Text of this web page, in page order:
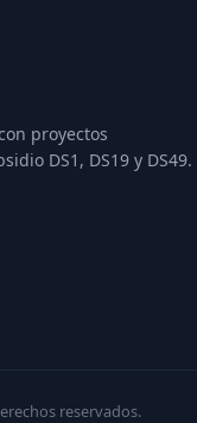
proyectos
DS1, DS19 y DS49.
reservados.